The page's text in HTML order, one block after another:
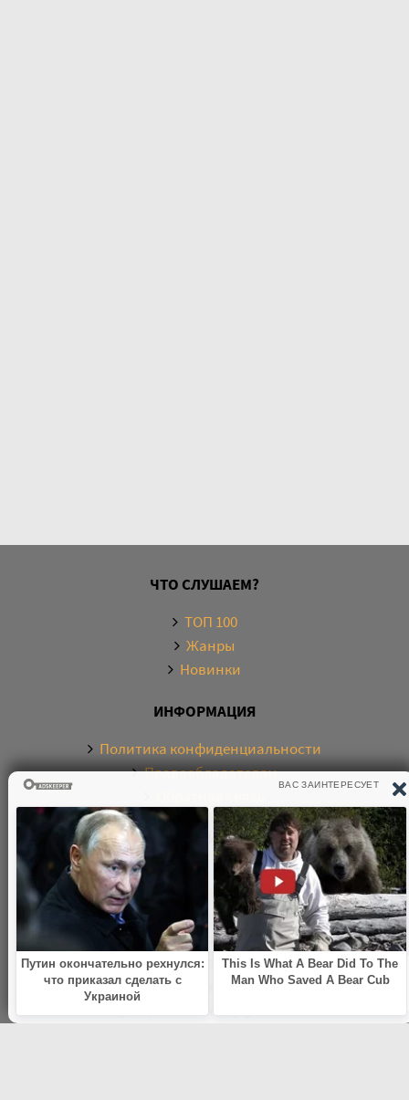
ЧТО СЛУШАЕМ?
ТОП 100
Жанры
Новинки
ИНФОРМАЦИЯ
Политика конфиденциальности
Правообладателям
О САЙТЕ
Электронная библиотека аудиокниг. Более 20000
аудиокниг в хорошем качестве. Слушайте аудиокниги
бесплатно онлайн и без регистрации. По любым
вопросам обращайтесь на почту:
knigamp3online.info@gmail.com